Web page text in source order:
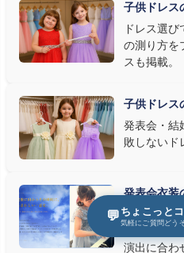
す。またピアノ演奏なら落ち着いた
ロ演奏なら華やかで視線を集め
なら衣装同士が調和するクラシカ
③ 演奏の動きを妨げない設計か
発表会ドレス選びで見落とされが
アノならペダル操作を妨げない丈
右腕のゆとり、管楽器なら胸元
質は衣装で変わります。Angel's
アノ教師の店長が
発表会・コン
た商品
を多数ご用意しています。
子供ドレス
ドレス選
の測り方を
スも掲載。
子供ドレス
発表会・結
敗しないド
発表会衣装
ピアノ・バ
さわしい
演出に合わ
💬 ちょこっと
気軽にご質問どう